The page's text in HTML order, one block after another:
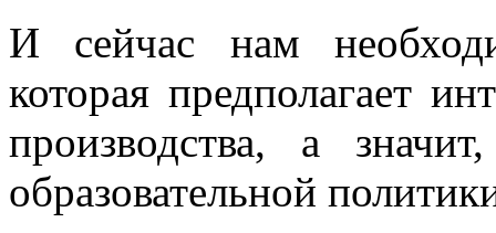
И сейчас нам
которая предполагает
производства, а
образовательной